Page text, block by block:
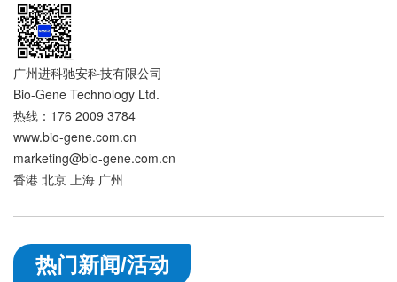
广州进科驰安科技有限公司
Bio-Gene Technology Ltd.
热线：176 2009 3784
www.bio-gene.com.cn
marketing@bio-gene.com.cn
香港 北京 上海 广州
热门新闻/活动